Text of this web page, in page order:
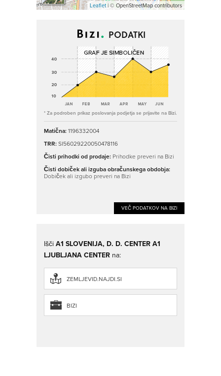
Leaflet| © OpenStreetMap contributors
PODATKI
* Za podroben prikaz poslovanja podjetja se prijavite na Bizi.
Matična:1196332004
TRR:SI56029220050478116
Čisti prihodki od prodaje: Prihodke preveri na Bizi
Čisti dobiček ali izguba obračunskega obdobja:
Dobiček ali izgubo preveri na Bizi
VEČ PODATKOV NA BIZI
IščiA1 SLOVENIJA, D. D. CENTER A1
LJUBLJANA CENTER na:
ZEMLJEVID.NAJDI.SI
BIZI